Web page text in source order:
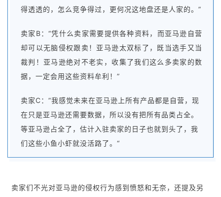
得透透的，怎么竞争得过，更何况这地盘还是人家的。”
卖家B：“凭什么卖家需要提供各种资料，而亚马逊自营
却可以无脑侵权跟卖！亚马逊太双标了，既当选手又当
裁判！亚马逊绝对不老实，收集了我们这么多卖家的数
据，一定会用这些资料牟利！”
卖家C：”我感觉未来在亚马逊上所有产品都是自营，现
在只是亚马逊还需要数据，所以没有把所有品类占全。
等亚马逊占全了，估计入驻卖家的日子也就到头了，我
们这些小鱼小虾就没活路了。“
卖家们不光对亚马逊的侵权行为感到愤怒和无奈，还提及另